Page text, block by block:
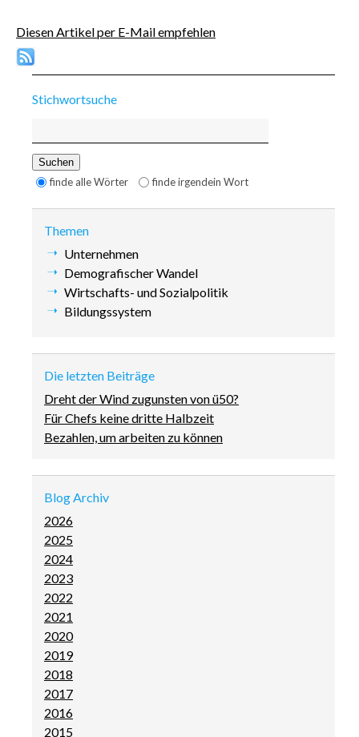
Diesen Artikel per E-Mail empfehlen
Stichwortsuche
Suchen
Optionen
finde alle Wörter finde irgendein Wort
Themen
Navigation
überspringen
Unternehmen
Demografischer Wandel
Wirtschafts- und Sozialpolitik
Bildungssystem
Die letzten Beiträge
Dreht der Wind zugunsten von ü50?
Für Chefs keine dritte Halbzeit
Bezahlen, um arbeiten zu können
Blog Archiv
2026
2025
2024
2023
2022
2021
2020
2019
2018
2017
2016
2015